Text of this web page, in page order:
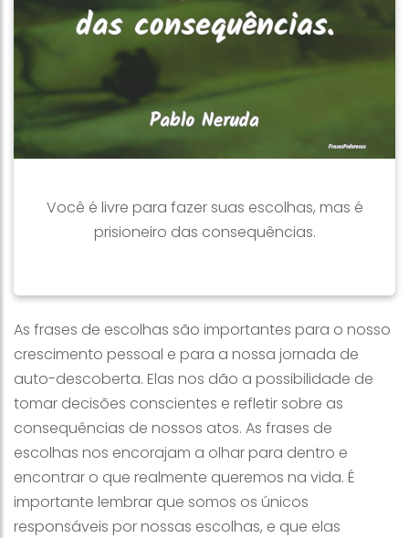
Você é livre para fazer suas escolhas, mas é
prisioneiro das consequências.
As frases de escolhas são importantes para o nosso
crescimento pessoal e para a nossa jornada de
auto-descoberta. Elas nos dão a possibilidade de
tomar decisões conscientes e refletir sobre as
consequências de nossos atos. As frases de
escolhas nos encorajam a olhar para dentro e
encontrar o que realmente queremos na vida. É
importante lembrar que somos os únicos
responsáveis por nossas escolhas, e que elas